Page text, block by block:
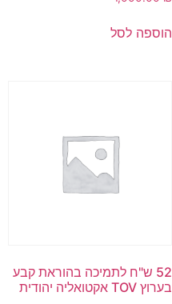
הוספה לסל
52 ש"ח לתמיכה בהוראת קבע
בערוץ TOV אקטואליה יהודית